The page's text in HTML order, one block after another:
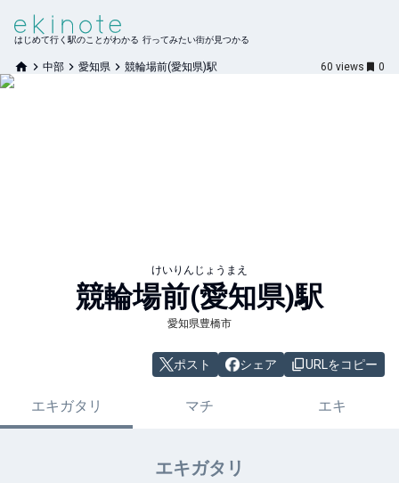
はじめて行く駅のことがわかる 行ってみたい街が見つかる
中部 愛知県 競輪場前(愛知県)駅 60 views 0
けいりんじょうまえ
競輪場前(愛知県)駅
愛知県豊橋市
ポスト シェア URLをコピー
エキガタリ マチ エキ
エキガタリ